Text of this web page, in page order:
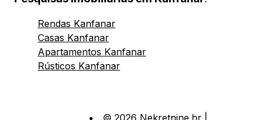
Rendas Kanfanar
Casas Kanfanar
Apartamentos Kanfanar
Rústicos Kanfanar
© 2026 Nekretnine.hr |